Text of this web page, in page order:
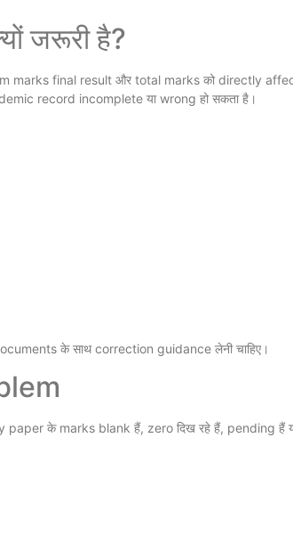
जरूरी है?
marks final result और total marks को directly
record incomplete या wrong हो सकता है।
के साथ correction guidance लेनी चाहिए।
paper के marks blank हैं, zero दिख रहे हैं, pending हैं